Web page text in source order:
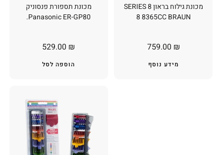
מכונת תספורת פנסוניק
Panasonic ER-GP80.
529.00 ₪
הוספה לסל
מכונת גילוח בראון 8 SERIES
8 8365CC BRAUN
759.00 ₪
מידע נוסף